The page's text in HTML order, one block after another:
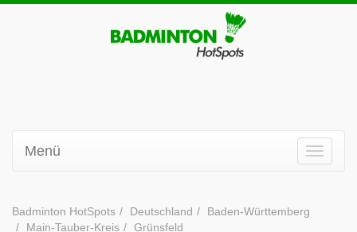
Menü
Badminton HotSpots Deutschland
Baden-Württemberg
Main-Tauber-Kreis
Grünsfeld